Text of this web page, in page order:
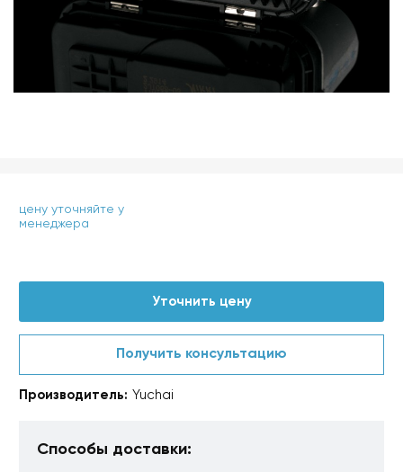
цену уточняйте у
менеджера
Уточнить цену
Получить консультацию
Производитель: Yuchai
Способы доставки: